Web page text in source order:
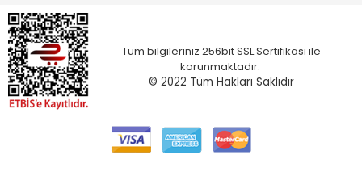
Tüm bilgileriniz 256bit SSL Sertifikası ile
korunmaktadır.
© 2022 Tüm Hakları Saklıdır